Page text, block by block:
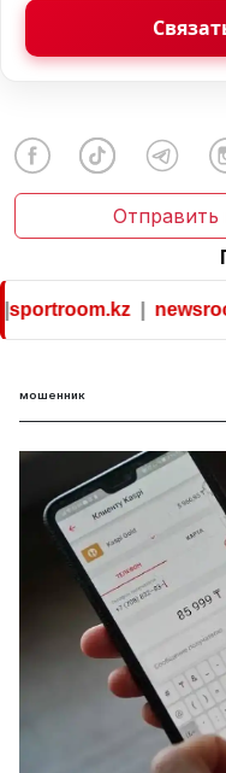
Отправить
|newsroom.kz|
мошенник